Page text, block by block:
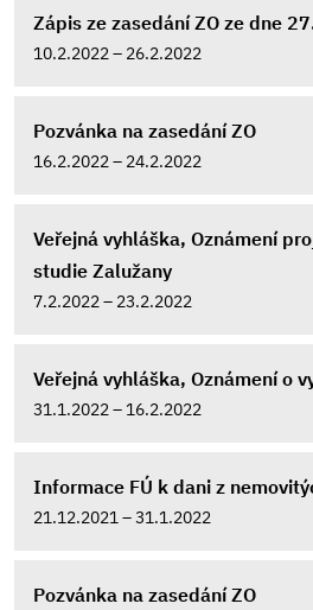
Zápis ze zasedání ZO ze dne
10.2.2022 – 26.2.2022
Pozvánka na zasedání ZO
16.2.2022 – 24.2.2022
Veřejná vyhláška, Oznámení
studie Zalužany
7.2.2022 – 23.2.2022
Veřejná vyhláška, Oznámení o
31.1.2022 – 16.2.2022
Informace FÚ k dani z
21.12.2021 – 31.1.2022
Pozvánka na zasedání ZO